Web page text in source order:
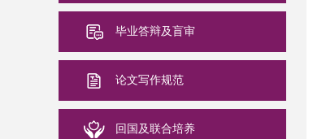
毕业答辩及盲审
论文写作规范
回国及联合培养